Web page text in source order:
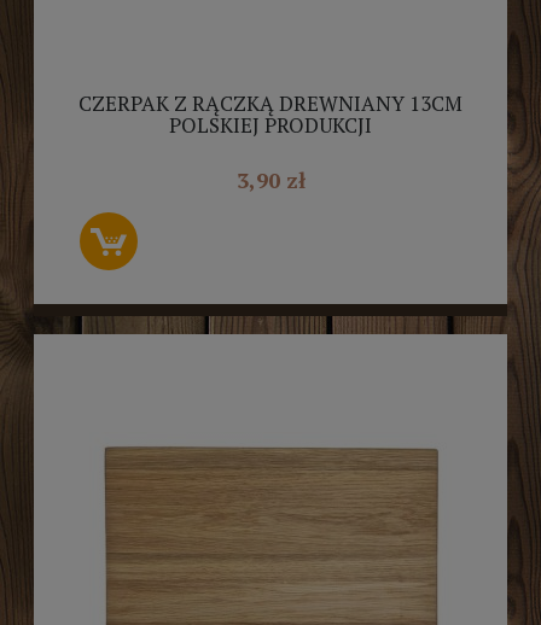
CZERPAK Z RĄCZKĄ DREWNIANY 13CM
POLSKIEJ PRODUKCJI
3,90 zł